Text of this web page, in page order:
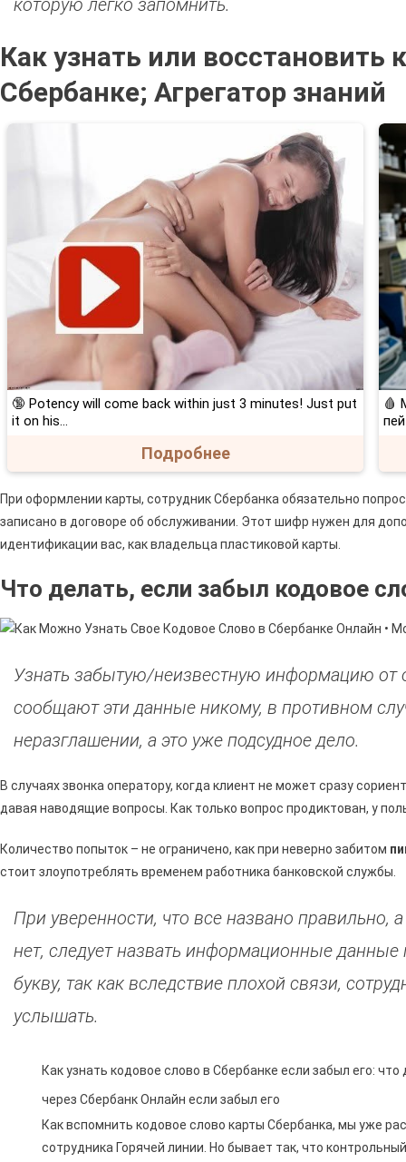
Как узнать или восстановить
Сбербанке; Агрегатор знаний
🔞 Potency will come back within just 3 minutes! Just put
it on his…
Подробнее
🩸
При оформлении карты, сотрудник Сбербанка обязательно
записано в договоре об обслуживании. Этот шифр нужен для
идентификации вас, как владельца пластиковой карты.
Что делать, если забыл кодовое
Узнать забытую/неизвестную информацию от
сообщают эти данные никому, в противном
неразглашении, а это уже подсудное дело.
В случаях звонка оператору, когда клиент не может сразу
давая наводящие вопросы. Как только вопрос продиктован, у
Количество попыток – не ограничено, как при неверно забитом
стоит злоупотреблять временем работника банковской службы.
При уверенности, что все названо правильно,
нет, следует назвать информационные
букву, так как вследствие плохой связи,
услышать.
Как узнать кодовое слово в Сбербанке если забыл его:
через Сбербанк Онлайн если забыл его
Как вспомнить кодовое слово карты Сбербанка, мы уже
сотрудника Горячей линии. Но бывает так, что